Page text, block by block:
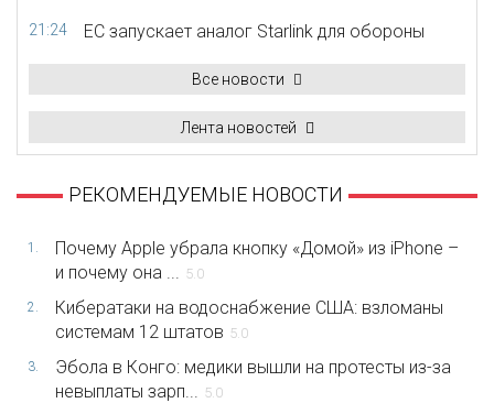
21:24 ЕС запускает аналог Starlink для обороны
Все новости
Лента новостей
РЕКОМЕНДУЕМЫЕ НОВОСТИ
1.
Почему Apple убрала кнопку «Домой» из iPhone –
и почему она ...
5.0
2.
Кибератаки на водоснабжение США: взломаны
системам 12 штатов 5.0
3.
Эбола в Конго: медики вышли на протесты из-за
невыплаты зарп...
5.0